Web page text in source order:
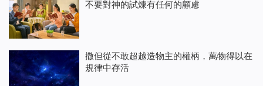
不要對神的試煉有任何的顧慮
撒但從不敢超越造物主的權柄，萬物得以在
規律中存活